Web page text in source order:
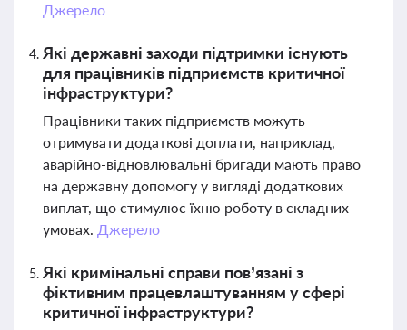
Джерело
Які державні заходи підтримки існують
для працівників підприємств критичної
інфраструктури?
Працівники таких підприємств можуть
отримувати додаткові доплати, наприклад,
аварійно-відновлювальні бригади мають право
на державну допомогу у вигляді додаткових
виплат, що стимулює їхню роботу в складних
умовах. Джерело
Які кримінальні справи пов’язані з
фіктивним працевлаштуванням у сфері
критичної інфраструктури?